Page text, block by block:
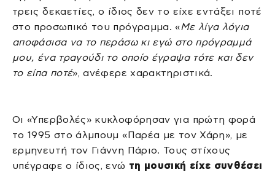
τρεις δεκαετίες, ο ίδιος δεν το είχε εντάξει ποτέ
στο προσωπικό του πρόγραμμα. «Με λίγα λόγια
αποφάσισα να το περάσω κι εγώ στο πρόγραμμά
μου, ένα τραγούδι το οποίο έγραψα τότε και δεν
το είπα ποτέ», ανέφερε χαρακτηριστικά.
Οι «Υπερβολές» κυκλοφόρησαν για πρώτη φορά
το 1995 στο άλμπουμ «Παρέα με τον Χάρη», με
ερμηνευτή τον Γιάννη Πάριο. Τους στίχους
υπέγραφε ο ίδιος, ενώ τη μουσική είχε συνθέσει